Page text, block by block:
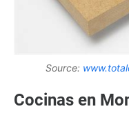
Source:
Cocinas en